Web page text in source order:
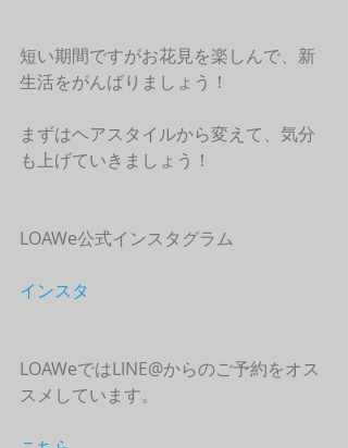
短い期間ですがお花見を楽しんで、新
生活をがんばりましょう！
まずはヘアスタイルから変えて、気分
も上げていきましょう！
LOAWe公式インスタグラム
インスタ
LOAWeではLINE@からのご予約をオス
スメしています。